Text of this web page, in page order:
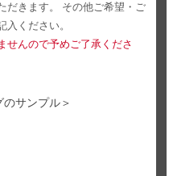
きます。
その他ご希望・ご
ください。
せんので予めご了承くださ
のサンプル＞